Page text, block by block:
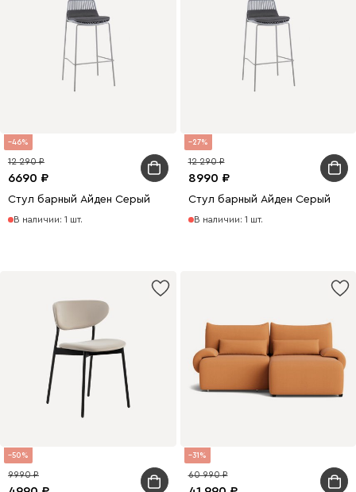
46
6690
12 290
Стул барный Айден Серый
В наличии: 1 шт.
27
8990
12 290
Стул барный Айден Серый
В наличии: 1 шт.
50
9990
31
60 990